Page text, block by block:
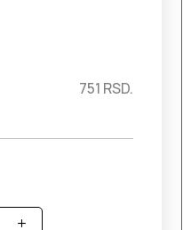
751 RSD.